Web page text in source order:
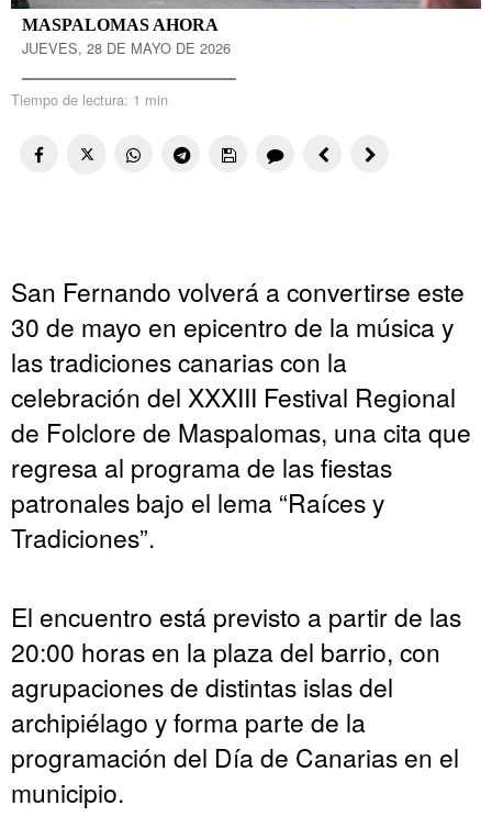
MASPALOMAS AHORA
JUEVES, 28 DE MAYO DE 2026
Tiempo de lectura: 1 min
San Fernando volverá a convertirse este
30 de mayo en epicentro de la música y
las tradiciones canarias con la
celebración del XXXIII Festival Regional
de Folclore de Maspalomas, una cita que
regresa al programa de las fiestas
patronales bajo el lema “Raíces y
Tradiciones”.
El encuentro está previsto a partir de las
20:00 horas en la plaza del barrio, con
agrupaciones de distintas islas del
archipiélago y forma parte de la
programación del Día de Canarias en el
municipio.